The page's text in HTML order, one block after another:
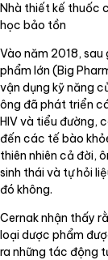
Nhà thiết kế thuốc
học bảo tồn
Vào năm 2018,
phẩm lớn (Big
vận dụng kỹ năng
ông đã phát triển
HIV và tiểu đường,
đến các tế bào
thiên nhiên cả đời,
sinh thái và tự hỏi
đó không.
Cernak nhận thấy
loại dược phẩm
ra những tác động